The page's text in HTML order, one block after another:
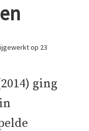
op 23
ging